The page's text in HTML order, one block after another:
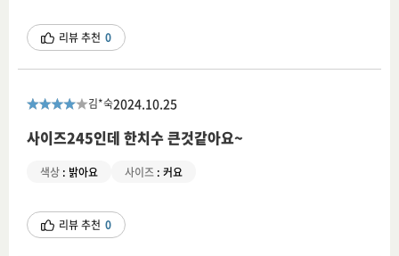
리뷰 추천 0
김*숙2024.10.25
사이즈245인데 한치수 큰것같아요~
색상 : 밝아요 사이즈 : 커요
리뷰 추천 0